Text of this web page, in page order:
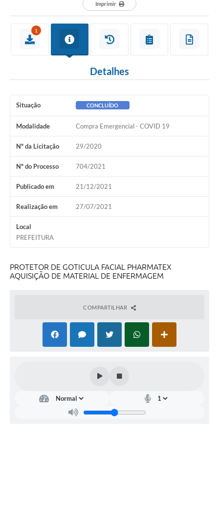
Imprimir
1
Detalhes
Situação CONCLUÍDO
Modalidade Compra Emergencial - COVID 19
Nº da Licitação 29/2020
Nº do Processo 704/2021
Publicado em 21/12/2021
Realização em 27/07/2021
Local
PREFEITURA
PROTETOR DE GOTICULA FACIAL PHARMATEX
AQUISIÇÃO DE MATERIAL DE ENFERMAGEM
COMPARTILHAR